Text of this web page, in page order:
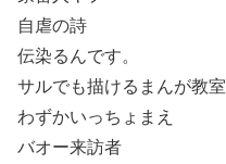
自虐の詩
伝染るんです。
サルでも描けるまんが教室
わずかいっちょまえ
バオー来訪者